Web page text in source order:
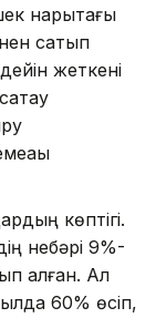
нарықтағы
сатып
жеткені
көптігі.
небәрі 9%-
алған. Ал
60% өсіп,